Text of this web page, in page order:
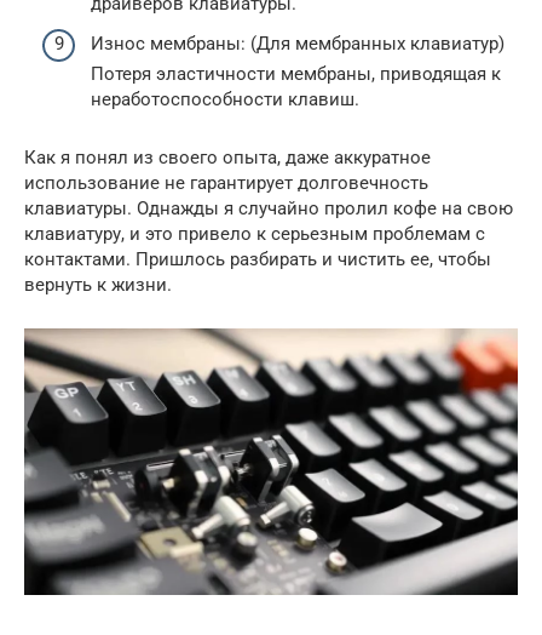
Износ мембраны: (Для мембранных клавиатур)
Потеря эластичности мембраны, приводящая к
неработоспособности клавиш.
Как я понял из своего опыта, даже аккуратное
использование не гарантирует долговечность
клавиатуры. Однажды я случайно пролил кофе на свою
клавиатуру, и это привело к серьезным проблемам с
контактами. Пришлось разбирать и чистить ее, чтобы
вернуть к жизни.